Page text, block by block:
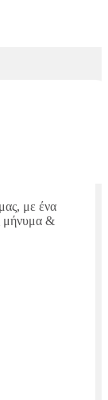
με ένα
μήνυμα &